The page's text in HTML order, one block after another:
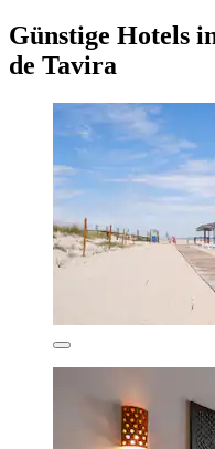
Günstige Hotels
de Tavira